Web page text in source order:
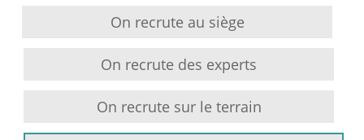
On recrute au siège
On recrute des experts
On recrute sur le terrain